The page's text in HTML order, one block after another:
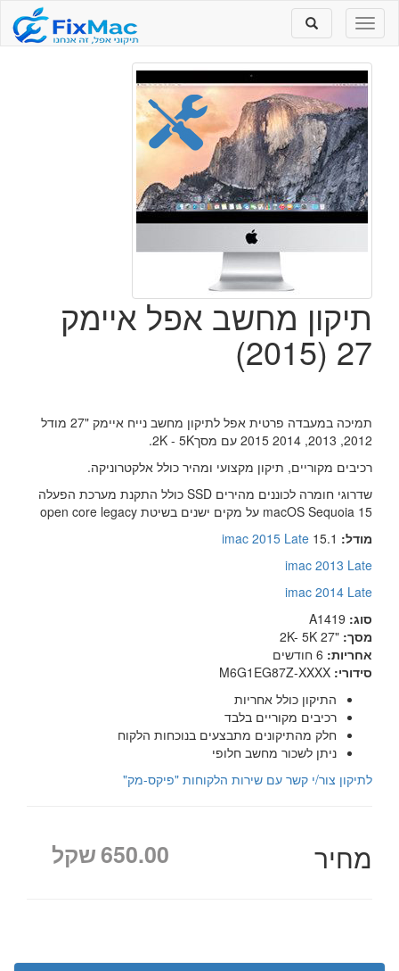
Toggle
navigation
Toggle
search
תיקון מחשב אפל איימק
27 (2015)
תמיכה במעבדה פרטית אפל לתיקון מחשב נייח איימק "27 מודל
2012, 2013, 2014 2015 עם מסך2K - 5K.
רכיבים מקוריים, תיקון מקצועי ומהיר כולל אלקטרוניקה.
שדרוגי חומרה לכוננים מהירים SSD כולל התקנת מערכת הפעלה
15 macOS Sequoia על מקים ישנים בשיטת open core legacy
מודל:
imac 2015 Late 15.1
imac 2013 Late
imac 2014 Late
סוג: A1419
מסך: "27 2K- 5K
אחריות:
סידורי:
התיקון כולל אחריות
רכיבים מקוריים בלבד
חלק מהתיקונים מתבצעים בנוכחות הלקוח
ניתן לשכור מחשב חלופי
לתיקון צור/י קשר עם שירות הלקוחות "פיקס-מק"
650.00שקל מחיר